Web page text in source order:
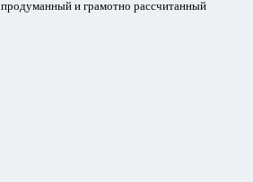
продуманный и грамотно рассчитанный